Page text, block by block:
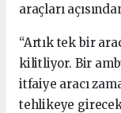
araçları
“Artık tek bir
kilitliyor. Bir
itfaiye aracı
tehlikeye